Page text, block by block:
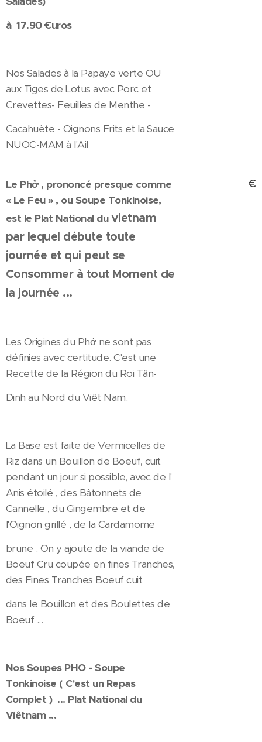
à 17.90 €uros
Nos Salades à la Papaye verte OU
aux Tiges de Lotus avec Porc et
Crevettes- Feuilles de Menthe -
Cacahuète - Oignons Frits et la Sauce
NUOC-MAM à l'Ail
Le Phở , prononcé presque comme
« Le Feu » , ou Soupe Tonkinoise,
est le Plat National du Vietnam
par lequel débute toute
journée et qui peut se
Consommer à tout Moment de
la journée ...
Les Origines du Phở ne sont pas
définies avec certitude. C'est une
Recette de la Région du Roi Tân-
Dinh au Nord du Viêt Nam.
La Base est faite de Vermicelles de
Riz dans un Bouillon de Boeuf, cuit
pendant un jour si possible, avec de l'
Anis étoilé , des Bâtonnets de
Cannelle , du Gingembre et de
l'Oignon grillé , de la Cardamome
brune . On y ajoute de la viande de
Boeuf Cru coupée en fines Tranches,
des Fines Tranches Boeuf cuit
dans le Bouillon et des Boulettes de
Boeuf ...
Nos Soupes PHO - Soupe
Tonkinoise ( C'est un Repas
Complet ) ... Plat National du
Viêtnam ...
€